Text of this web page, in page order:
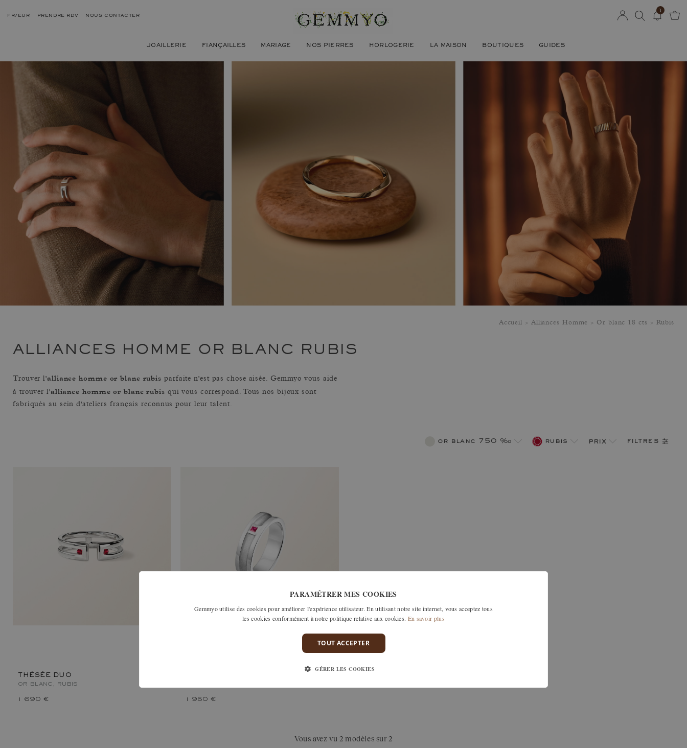
FR/EUR PRENDRE RDV NOUS CONTACTER
JOAILLERIE FIANÇAILLES MARIAGE NOS PIERRES HORLOGERIE LA MAISON BOUTIQUES GUIDES
1
Accueil Alliances Homme Or blanc 18 cts Rubis
ALLIANCES HOMME OR BLANC RUBIS
Trouver l'alliance homme or blanc rubis parfaite n'est pas chose aisée. Gemmyo vous aide
à trouver l'alliance homme or blanc rubis qui vous correspond. Tous nos bijoux sont
fabriqués au sein d'ateliers français reconnus pour leur talent.
or blanc 750 ‰ rubis prix filtres
THÉSÉE DUO
OR BLANC, RUBIS
1 690 € 1 950 €
Vous avez vu 2 modèles sur 2
PARAMÉTRER MES COOKIES
Gemmyo utilise des cookies pour améliorer l'expérience utilisateur. En utilisant notre site internet, vous acceptez tous
les cookies conformément à notre politique relative aux cookies. En savoir plus
TOUT ACCEPTER
GÉRER LES COOKIES